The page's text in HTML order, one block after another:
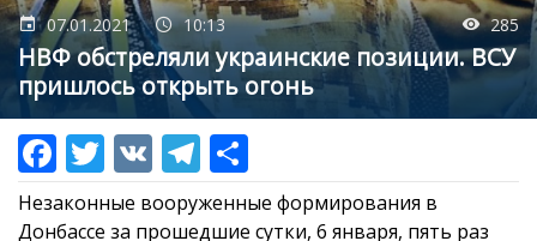
07.01.2021 10:13 285
НВФ обстреляли украинские позиции. ВСУ
пришлось открыть огонь
Незаконные вооруженные формирования в
Донбассе за прошедшие сутки, 6 января, пять раз